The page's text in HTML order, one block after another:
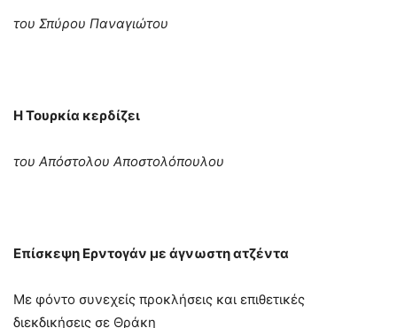
του Σπύρου Παναγιώτου
Η Τουρκία κερδίζει
του Απόστολου Αποστολόπουλου
Επίσκεψη Ερντογάν με άγνωστη ατζέντα
Με φόντο συνεχείς προκλήσεις και επιθετικές
διεκδικήσεις σε Θράκη